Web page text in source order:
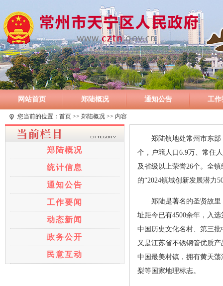
网站首页 郑陆概况 通知公告 工作
您当前的位置： 首页 >> 郑陆概况 >> 内容
郑陆概况
统计信息
通知公告
工作要闻
动态新闻
政务公开
民意互动
郑陆镇地处常州市东
个，户籍人口6.9万、常住
及省级以上荣誉26个。全
的“2024镇域创新发展潜力
郑陆是著名的圣贤故
址距今已有4500余年，入
中国历史文化名村、第三
又是江苏省不锈钢管优质
中国最美村镇，拥有黄天
梨等国家地理标志。